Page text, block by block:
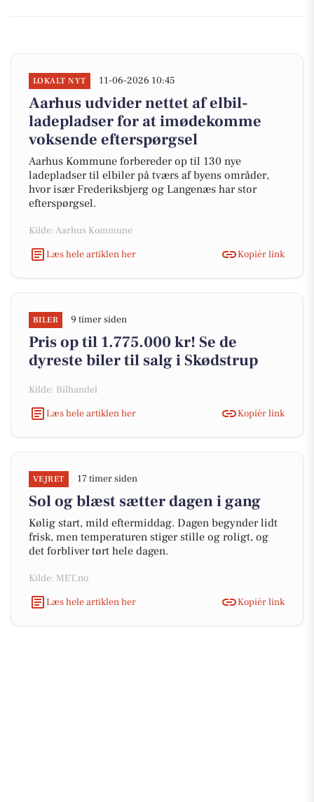
LOKALT NYT 11-06-2026 10:45
Aarhus udvider nettet af elbil-
ladepladser for at imødekomme
voksende efterspørgsel
Aarhus Kommune forbereder op til 130 nye
ladepladser til elbiler på tværs af byens områder,
hvor især Frederiksbjerg og Langenæs har stor
efterspørgsel.
Kilde: Aarhus Kommune
Læs hele artiklen her
Kopiér link
BILER 9 timer siden
Pris op til 1.775.000 kr! Se de
dyreste biler til salg i Skødstrup
Kilde: Bilhandel
Læs hele artiklen her
Kopiér link
VEJRET 17 timer siden
Sol og blæst sætter dagen i gang
Kølig start, mild eftermiddag. Dagen begynder lidt
frisk, men temperaturen stiger stille og roligt, og
det forbliver tørt hele dagen.
Kilde: MET.no
Læs hele artiklen her
Kopiér link